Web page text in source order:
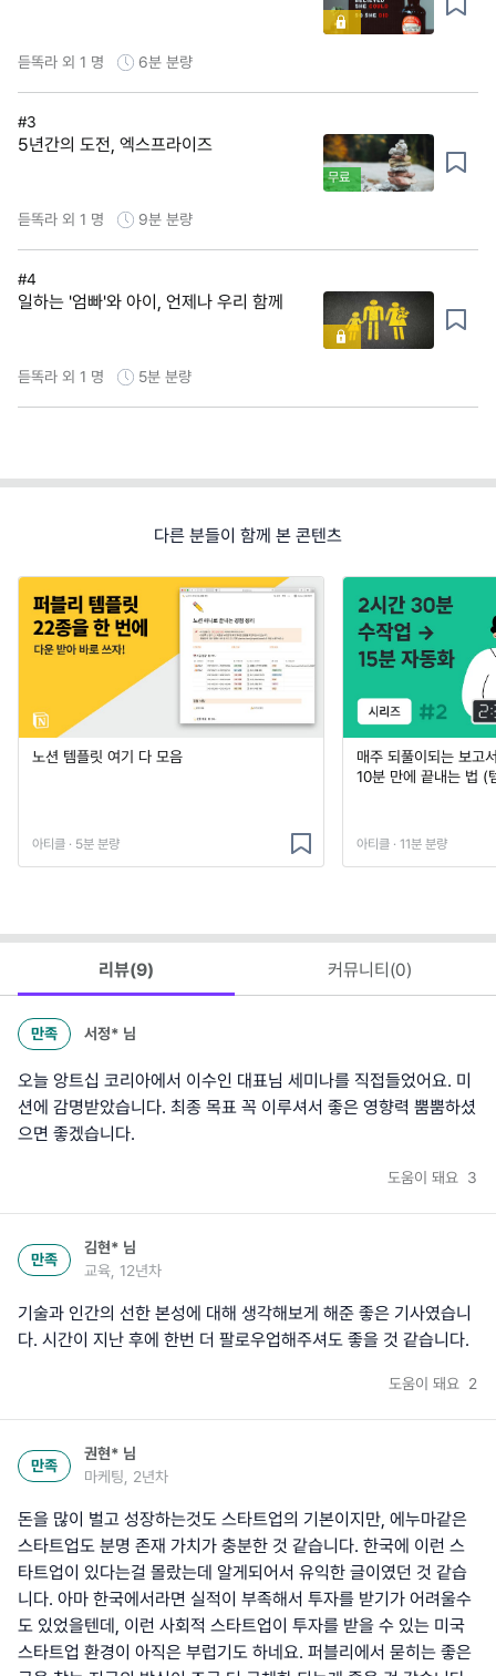
듣똑라 외 1 명 6분 분량
#3
5년간의 도전, 엑스프라이즈
무료
듣똑라 외 1 명 9분 분량
#4
일하는 '엄빠'와 아이, 언제나 우리 함께
듣똑라 외 1 명 5분 분량
다른 분들이 함께 본 콘텐츠
노션 템플릿 여기 다 모음
아티클 · 5분 분량
매주 되풀이되는 보고
10분 만에 끝내는 법 (
아티클 · 11분 분량
리뷰(9) 커뮤니티(0)
만족 서정* 님
오늘 앙트십 코리아에서 이수인 대표님 세미나를 직접들었어요. 미
션에 감명받았습니다. 최종 목표 꼭 이루셔서 좋은 영향력 뿜뿜하셨
으면 좋겠습니다.
도움이 돼요 3
만족
김현* 님
교육, 12년차
기술과 인간의 선한 본성에 대해 생각해보게 해준 좋은 기사였습니
다. 시간이 지난 후에 한번 더 팔로우업해주셔도 좋을 것 같습니다.
도움이 돼요 2
만족
권현* 님
마케팅, 2년차
돈을 많이 벌고 성장하는것도 스타트업의 기본이지만, 에누마같은
스타트업도 분명 존재 가치가 충분한 것 같습니다. 한국에 이런 스
타트업이 있다는걸 몰랐는데 알게되어서 유익한 글이였던 것 같습
니다. 아마 한국에서라면 실적이 부족해서 투자를 받기가 어려울수
도 있었을텐데, 이런 사회적 스타트업이 투자를 받을 수 있는 미국
스타트업 환경이 아직은 부럽기도 하네요. 퍼블리에서 묻히는 좋은